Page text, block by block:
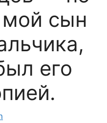
сын
его